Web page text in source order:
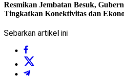
Resmikan Jembatan Besuk,
Tingkatkan Konektivitas dan
Sebarkan artikel ini